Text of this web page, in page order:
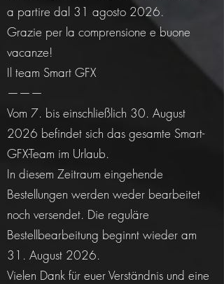
a partire dal 31 agosto 2026.
Grazie per la comprensione e buone
vacanze!
Il team Smart GFX
———
Vom 7. bis einschließlich 30. August
2026 befindet sich das gesamte Smart-
GFX-Team im Urlaub.
In diesem Zeitraum eingehende
Bestellungen werden weder bearbeitet
noch versendet. Die reguläre
Bestellbearbeitung beginnt wieder am
31. August 2026.
Vielen Dank für euer Verständnis und eine